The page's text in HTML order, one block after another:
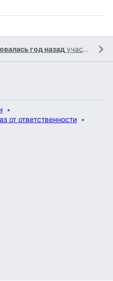
год назад участником
от ответственности